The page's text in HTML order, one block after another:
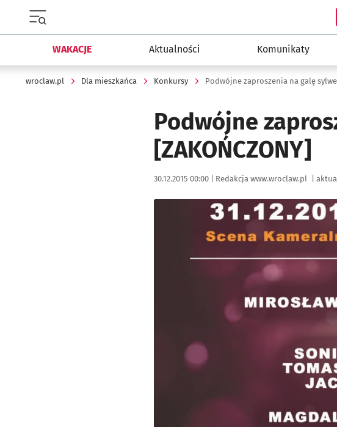
WAKACJE Aktualności Komunikaty
wroclaw.pl Dla mieszkańca Konkursy Podwójne zaproszenia na galę
Podwójne
[ZAKOŃCZONY]
Data publikacji:
30.12.2015 00:00 | Autor:
Redakcja www.wroclaw.pl
Kliknij, aby powiększyć